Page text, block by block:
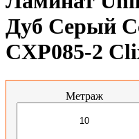
Дуб Серый
CXP085-2
Метраж